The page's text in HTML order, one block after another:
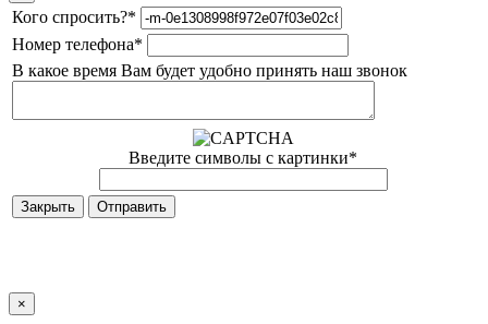
Кого спросить?*
Номер телефона*
В какое время Вам будет удобно принять наш звонок
Введите символы с картинки*
Закрыть
×